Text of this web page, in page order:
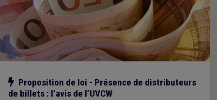
Notre action
Proposition de loi - Présence de distributeurs
de billets : l’avis de l’UVCW